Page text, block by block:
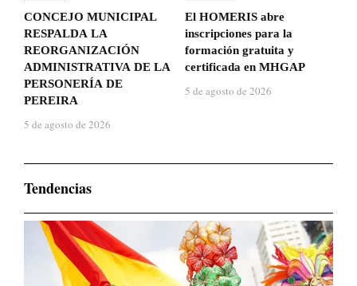
CONCEJO MUNICIPAL
RESPALDA LA
REORGANIZACIÓN
ADMINISTRATIVA DE LA
PERSONERÍA DE
PEREIRA
5 de agosto de 2026
El HOMERIS abre
inscripciones para la
formación gratuita y
certificada en MHGAP
5 de agosto de 2026
Tendencias